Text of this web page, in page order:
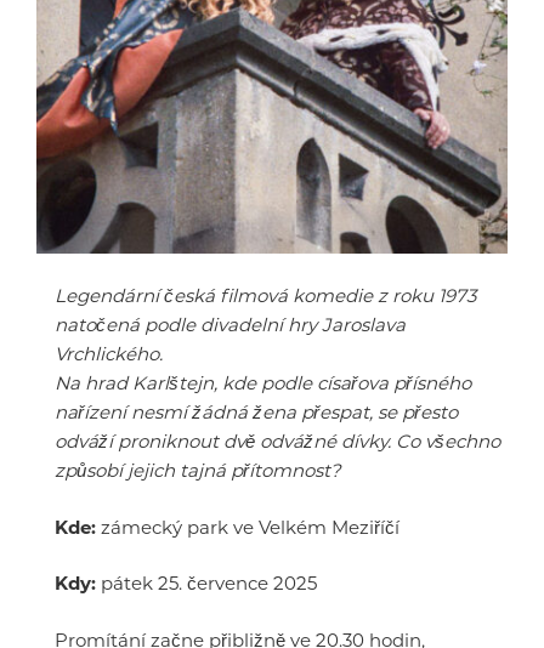
Legendární česká filmová komedie z roku 1973
natočená podle divadelní hry Jaroslava
Vrchlického.
Na hrad Karlštejn, kde podle císařova přísného
nařízení nesmí žádná žena přespat, se přesto
odváží proniknout dvě odvážné dívky. Co všechno
způsobí jejich tajná přítomnost?
Kde: zámecký park ve Velkém Meziříčí
Kdy: pátek 25. července 2025
Promítání začne přibližně ve 20.30 hodin,